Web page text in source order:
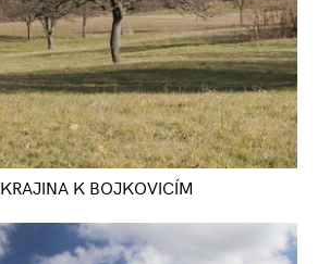
KRAJINA K BOJKOVICÍM